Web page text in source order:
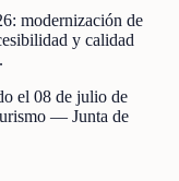
modernización de
y calidad
el 08 de julio de
— Junta de